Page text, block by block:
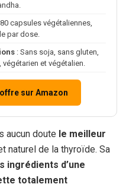
capsules végétaliennes,
par dose.
: Sans soja, sans gluten,
végétarien et végétalien.
sur Amazon
aucun doute le meilleur
naturel de la thyroïde. Sa
ingrédients d’une
totalement